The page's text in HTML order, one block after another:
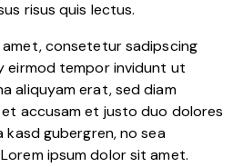
risus quis lectus.
consetetur sadipscing
eirmod tempor invidunt ut
aliquyam erat, sed diam
accusam et justo duo dolores
gubergren, no sea
ipsum dolor sit amet.